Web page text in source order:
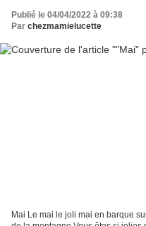
Publié le 04/04/2022 à 09:38
Par chezmamielucette
Mai Le mai le joli mai en barque